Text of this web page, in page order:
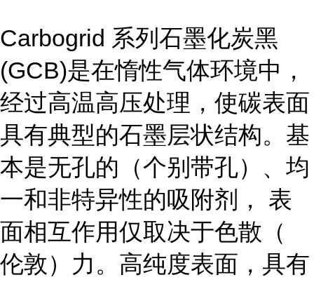
Carbogrid 系列石墨化炭黑
(GCB)是在惰性气体环境中，
经过高温高压处理，使碳表面
具有典型的石墨层状结构。基
本是无孔的（个别带孔）、均
一和非特异性的吸附剂， 表
面相互作用仅取决于色散（
伦敦）力。高纯度表面，具有